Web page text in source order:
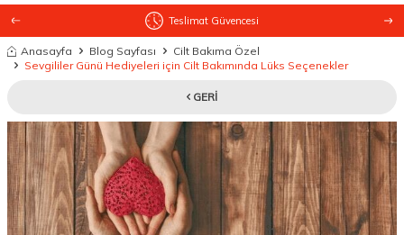
Teslimat Güvencesi
Anasayfa Blog Sayfası
Cilt Bakıma Özel
Sevgililer Günü Hediyeleri için Cilt Bakımında Lüks Seçenekler
GERI